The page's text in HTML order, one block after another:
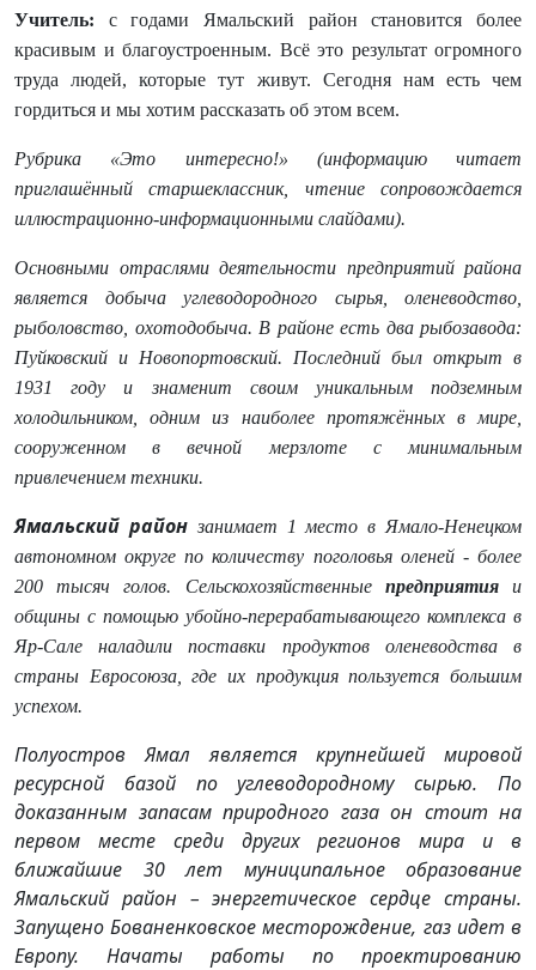
Учитель: с годами Ямальский район становится более
красивым и благоустроенным. Всё это результат огромного
труда людей, которые тут живут. Сегодня нам есть чем
гордиться и мы хотим рассказать об этом всем.
Рубрика «Это интересно!» (информацию читает
приглашённый старшеклассник, чтение сопровождается
иллюстрационно-информационными слайдами).
Основными отраслями деятельности предприятий района
является добыча углеводородного сырья, оленеводство,
рыболовство, охотодобыча. В районе есть два рыбозавода:
Пуйковский и Новопортовский. Последний был открыт в
1931 году и знаменит своим уникальным подземным
холодильником, одним из наиболее протяжённых в мире,
сооруженном в вечной мерзлоте с минимальным
привлечением техники.
Ямальский район занимает 1 место в Ямало-Ненецком
автономном округе по количеству поголовья оленей - более
200 тысяч голов. Сельскохозяйственные предприятияи
общины с помощью убойно-перерабатывающего комплекса в
Яр-Сале наладили поставки продуктов оленеводства в
страны Евросоюза, где их продукция пользуется большим
успехом.
Полуостров Ямал является крупнейшей мировой
ресурсной базой по углеводородному сырью. По
доказанным запасам природного газа он стоит на
первом месте среди других регионов мира и в
ближайшие 30 лет муниципальное образование
Ямальский район – энергетическое сердце страны.
Запущено Бованенковское месторождение, газ идет в
Европу. Начаты работы по проектированию